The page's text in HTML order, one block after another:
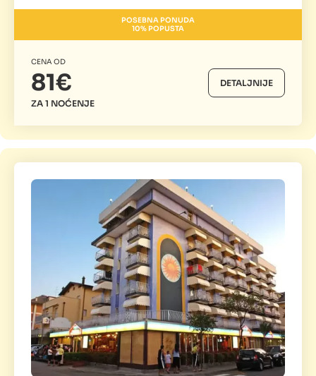
POSEBNA PONUDA
10% POPUSTA
CENA OD
81€
ZA 1 NOĆENJE
DETALJNIJE